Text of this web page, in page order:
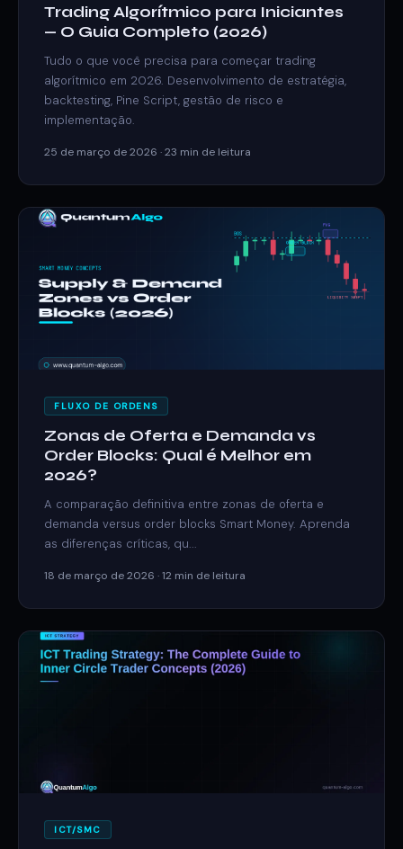
Trading Algorítmico para Iniciantes
— O Guia Completo (2026)
Tudo o que você precisa para começar trading
algorítmico em 2026. Desenvolvimento de estratégia,
backtesting, Pine Script, gestão de risco e
implementação.
25 de março de 2026 · 23 min de leitura
FLUXO DE ORDENS
Zonas de Oferta e Demanda vs
Order Blocks: Qual é Melhor em
2026?
A comparação definitiva entre zonas de oferta e
demanda versus order blocks Smart Money. Aprenda
as diferenças críticas, qu...
18 de março de 2026 · 12 min de leitura
ICT/SMC